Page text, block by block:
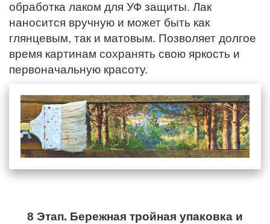
обработка лаком для УФ защиты. Лак
наносится вручную и может быть как
глянцевым, так и матовым. Позволяет долгое
время картинам сохранять свою яркость и
первоначальную красоту.
8 Этап. Бережная тройная упаковка и